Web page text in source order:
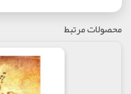
محصولات مرتبط